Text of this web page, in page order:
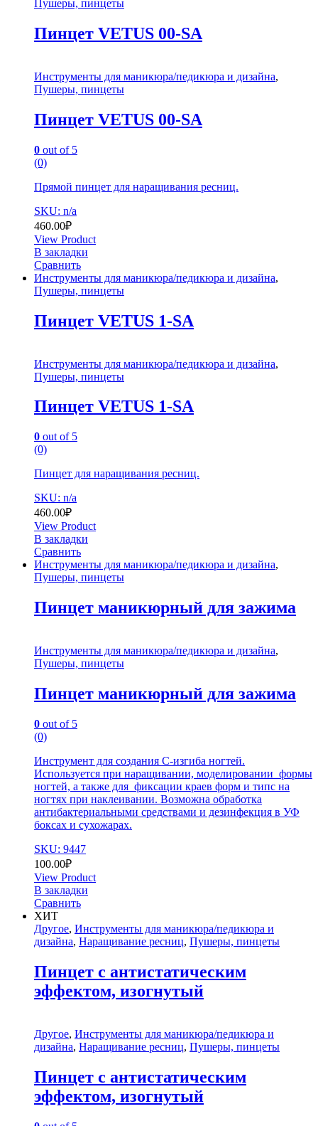
Пушеры, пинцеты
Пинцет VETUS 00-SA
Инструменты для маникюра/педикюра и дизайна,
Пушеры, пинцеты
Пинцет VETUS 00-SA
0 out of 5
(0)
Прямой пинцет для наращивания ресниц.
SKU: n/a
460.00₽
View Product
В закладки
Сравнить
Инструменты для маникюра/педикюра и дизайна,
Пушеры, пинцеты
Пинцет VETUS 1-SA
Инструменты для маникюра/педикюра и дизайна,
Пушеры, пинцеты
Пинцет VETUS 1-SA
0 out of 5
(0)
Пинцет для наращивания ресниц.
SKU: n/a
460.00₽
View Product
В закладки
Сравнить
Инструменты для маникюра/педикюра и дизайна,
Пушеры, пинцеты
Пинцет маникюрный для зажима
Инструменты для маникюра/педикюра и дизайна,
Пушеры, пинцеты
Пинцет маникюрный для зажима
0 out of 5
(0)
Инструмент для создания С-изгиба ногтей.
Используется при наращивании, моделировании формы
ногтей, а также для фиксации краев форм и типс на
ногтях при наклеивании. Возможна обработка
антибактериальными средствами и дезинфекция в УФ
боксах и сухожарах.
SKU: 9447
100.00₽
View Product
В закладки
Сравнить
ХИТ
Другое, Инструменты для маникюра/педикюра и
дизайна, Наращивание ресниц, Пушеры, пинцеты
Пинцет с антистатическим
эффектом, изогнутый
Другое, Инструменты для маникюра/педикюра и
дизайна, Наращивание ресниц, Пушеры, пинцеты
Пинцет с антистатическим
эффектом, изогнутый